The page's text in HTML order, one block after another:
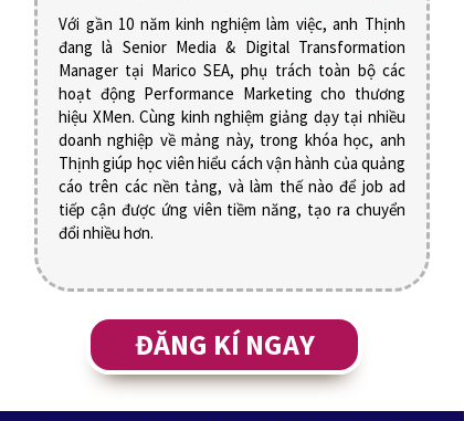
ĐĂNG KÍ NGAY
Với gần 10 năm kinh nghiệm làm việc, anh Thịnh
đang là Senior Media & Digital Transformation
Manager tại Marico SEA, phụ trách toàn bộ các
hoạt động Performance Marketing cho thương
hiệu XMen. Cùng kinh nghiệm giảng dạy tại nhiều
doanh nghiệp về mảng này, trong khóa học, anh
Thịnh giúp học viên hiểu cách vận hành của quảng
cáo trên các nền tảng, và làm thế nào để job ad
tiếp cận được ứng viên tiềm năng, tạo ra chuyển
đổi nhiều hơn.